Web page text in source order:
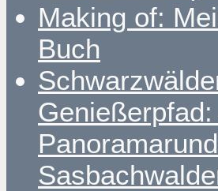
Making of:
Buch